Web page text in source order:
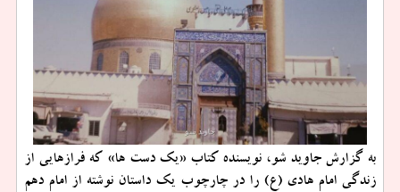
به گزارش جاوید شو، نویسنده کتاب «یک دست ها» که فرازهایی از
زندگی امام هادی (ع) را در چارچوب یک داستان نوشته از امام دهم